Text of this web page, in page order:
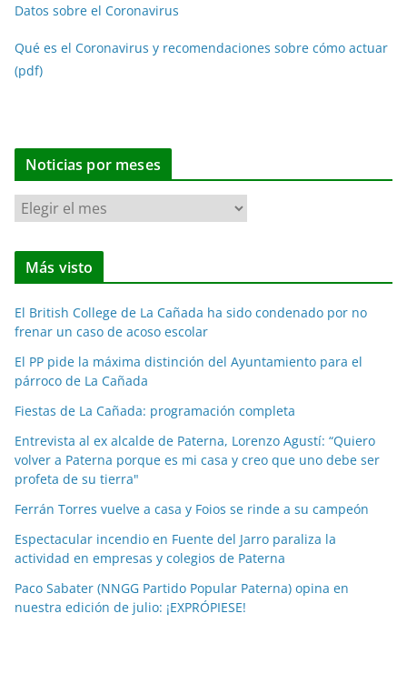
Datos sobre el Coronavirus
Qué es el Coronavirus y recomendaciones sobre cómo actuar
(pdf)
Noticias por meses
N
o
t
i
a
s
p
o
m
e
s
Más visto
El British College de La Cañada ha sido condenado por no
frenar un caso de acoso escolar
El PP pide la máxima distinción del Ayuntamiento para el
párroco de La Cañada
Fiestas de La Cañada: programación completa
Entrevista al ex alcalde de Paterna, Lorenzo Agustí: “Quiero
volver a Paterna porque es mi casa y creo que uno debe ser
profeta de su tierra"
Ferrán Torres vuelve a casa y Foios se rinde a su campeón
Espectacular incendio en Fuente del Jarro paraliza la
actividad en empresas y colegios de Paterna
Paco Sabater (NNGG Partido Popular Paterna) opina en
nuestra edición de julio: ¡EXPRÓPIESE!